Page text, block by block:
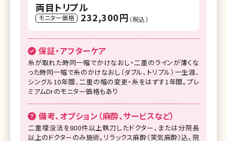
両目トリプル
モニター価格 232,300円 （税込）
保証・アフターケア
糸が取れた時同一幅でかけなおし・二重のラインが薄くな
った時同一幅で糸のかけなおし（ダブル、トリプル）一生涯、
シングル10年間、二重の幅の変更・糸をはずす1年間。プレ
ミアムDrのモニター価格もあり
備考、オプション（麻酔、サービスなど）
二重埋没法を800件以上執刀したドクター、または分院長
以上のドクターのみ施術。リラックス麻酔（笑気麻酔）込。院